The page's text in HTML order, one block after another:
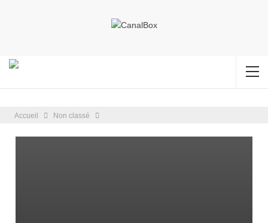
Accueil Non classé